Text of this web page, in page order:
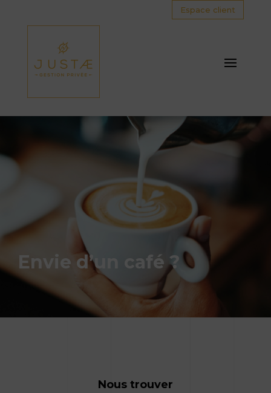
Espace client
Envie d’un café ?
Nous trouver